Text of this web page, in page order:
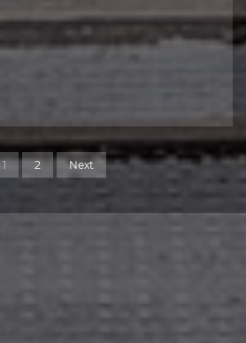
1 2 Next